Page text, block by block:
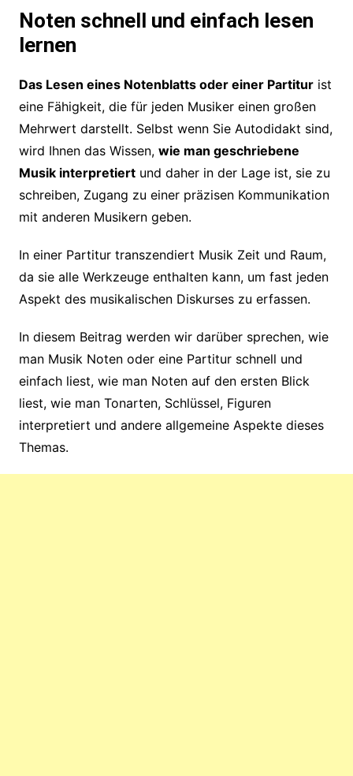
Noten schnell und einfach lesen
lernen
Das Lesen eines Notenblatts oder einer Partiturist
eine Fähigkeit, die für jeden Musiker einen großen
Mehrwert darstellt. Selbst wenn Sie Autodidakt sind,
wird Ihnen das Wissen, wie man geschriebene
Musik interpretiertund daher in der Lage ist, sie zu
schreiben, Zugang zu einer präzisen Kommunikation
mit anderen Musikern geben.
In einer Partitur transzendiert Musik Zeit und Raum,
da sie alle Werkzeuge enthalten kann, um fast jeden
Aspekt des musikalischen Diskurses zu erfassen.
In diesem Beitrag werden wir darüber sprechen, wie
man Musik Noten oder eine Partitur schnell und
einfach liest, wie man Noten auf den ersten Blick
liest, wie man Tonarten, Schlüssel, Figuren
interpretiert und andere allgemeine Aspekte dieses
Themas.